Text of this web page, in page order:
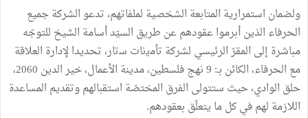
ولضمان استمرارية المتابعة الشخصية لملفاتهم، تدعو الشركة جميع
الحرفاء الذين أبرموا عقودهم عن طريق السيّد أسامة الشيخ للتوجّه
مباشرة إلى المقرّ الرئيسي لشركة ﺗﺄﻣﯾﻧﺎت ﺳﺗﺎر، تحديدا لإدارة العلاقة
مع الحرفاء، الكائن بـ: 9 نهج فلسطين، مدينة الأعمال، خير الدين 2060،
حلق الوادي، حيث ستتولى الفرق المختصّة استقبالهم وتقديم المساعدة
اللازمة لهم في كل ما يتعلّق بعقودهم.